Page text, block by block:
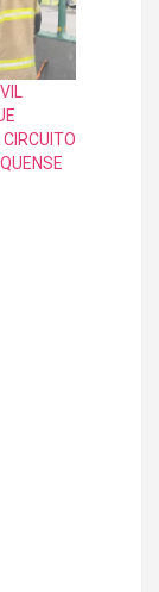
CIRCUITO